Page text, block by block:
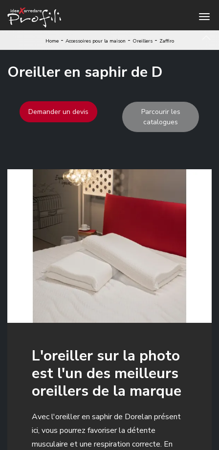
Home- Accessoires pour la maison - Oreillers - Zaffiro
Oreiller en saphir de D
Demander un devis
Parcourir les
catalogues
L'oreiller sur la photo
est l'un des meilleurs
oreillers de la marque
Avec l'oreiller en saphir de Dorelan présent
ici, vous pourrez favoriser la détente
musculaire et une respiration correcte. En